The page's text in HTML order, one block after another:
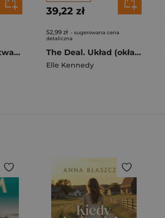
The Deal. Układ (twarda, barwione krawędzie)
39,22 zł
52,99 zł - sugerowana cena
detaliczna
The Deal. Układ (okładka serialowa)
Elle Kennedy